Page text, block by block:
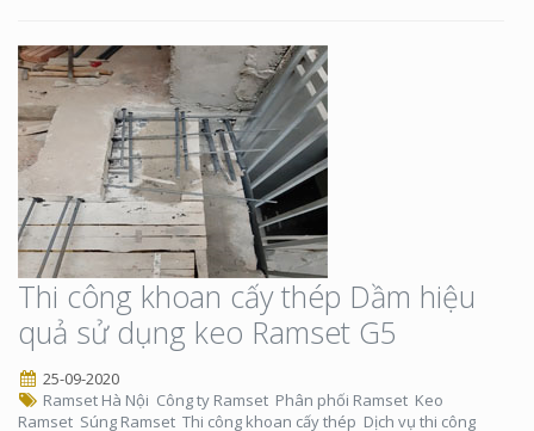
Thi công khoan cấy thép Dầm hiệu
quả sử dụng keo Ramset G5
25-09-2020
Ramset Hà Nội Công ty Ramset Phân phối Ramset Keo
Ramset Súng Ramset Thi công khoan cấy thép Dịch vụ thi công